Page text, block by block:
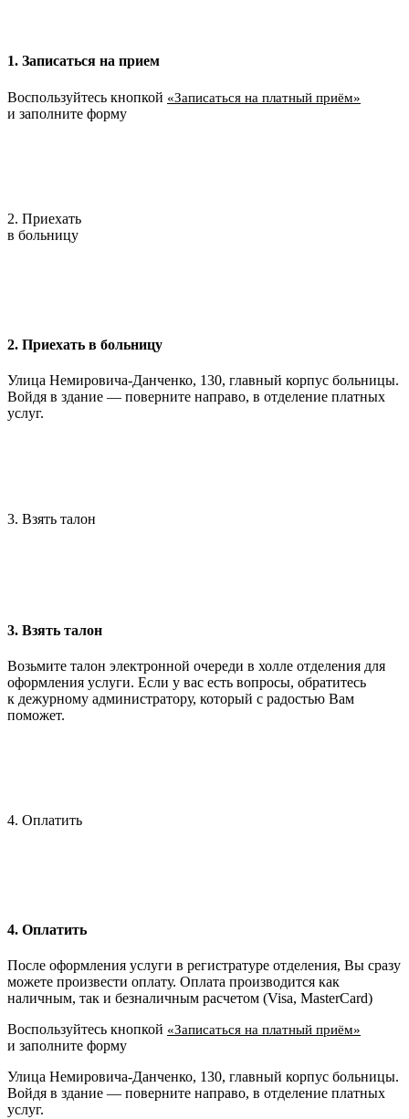
1. Записаться на прием
Воспользуйтесь кнопкой «Записаться на платный приём»
и заполните форму
2. Приехать
в больницу
2. Приехать в больницу
Улица Немировича-Данченко, 130, главный корпус больницы.
Войдя в здание — поверните направо, в отделение платных
услуг.
3. Взять талон
3. Взять талон
Возьмите талон электронной очереди в холле отделения для
оформления услуги. Если у вас есть вопросы, обратитесь
к дежурному администратору, который с радостью Вам
поможет.
4. Оплатить
4. Оплатить
После оформления услуги в регистратуре отделения, Вы сразу
можете произвести оплату. Оплата производится как
наличным, так и безналичным расчетом (Visa, MasterCard)
Воспользуйтесь кнопкой «Записаться на платный приём»
и заполните форму
Улица Немировича-Данченко, 130, главный корпус больницы.
Войдя в здание — поверните направо, в отделение платных
услуг.